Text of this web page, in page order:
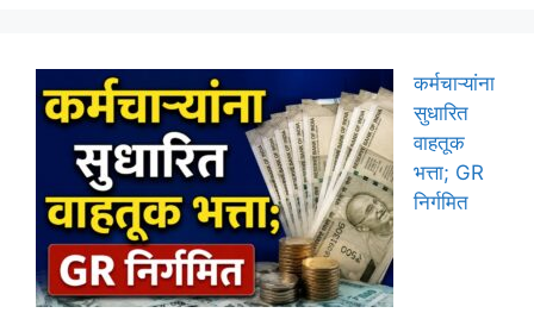
कर्मचाऱ्यांना
सुधारित
वाहतूक
भत्ता; GR
निर्गमित